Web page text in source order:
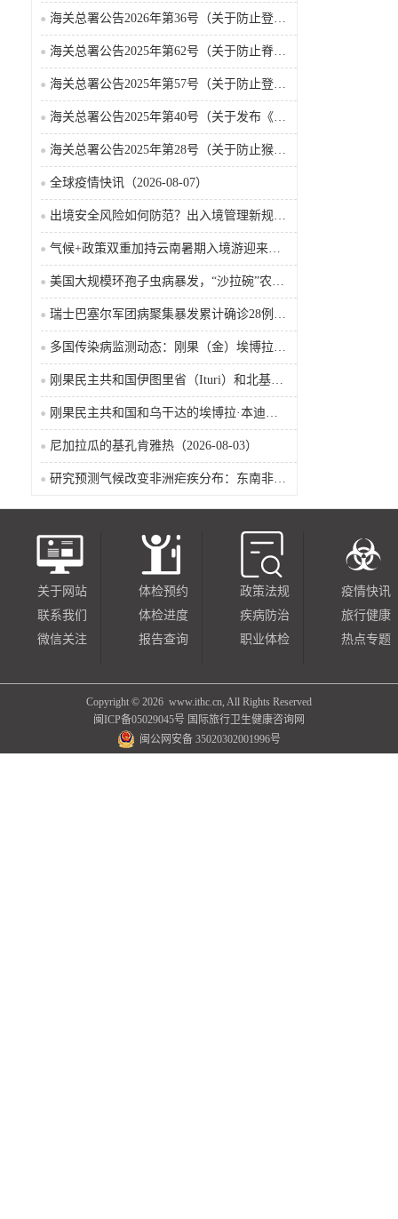
海关总署公告2026年第36号（关于防止登革热疫情传入我国的公告）
海关总署公告2025年第62号（关于防止脊髓灰质炎疫情传入我国的公告）
海关总署公告2025年第57号（关于防止登革热疫情传入我国的公告）
海关总署公告2025年第40号（关于发布《国境口岸传染病监测实施办法》的公告）
海关总署公告2025年第28号（关于防止猴痘疫情传入我国的公告）
全球疫情快讯（2026-08-07）
出境安全风险如何防范？出入境管理新规9月15日起施行
气候+政策双重加持云南暑期入境游迎来热潮
美国大规模环孢子虫病暴发，“沙拉碗”农业生产陷入低迷
瑞士巴塞尔军团病聚集暴发累计确诊28例含死亡病例
多国传染病监测动态：刚果（金）埃博拉确诊突破4000例
刚果民主共和国伊图里省（Ituri）和北基伍省（Nord-Kivu）的埃博拉·本迪布乔病毒病（2026-08-04）
刚果民主共和国和乌干达的埃博拉·本迪布乔病毒病（2026-08-04）
尼加拉瓜的基孔肯雅热（2026-08-03）
研究预测气候改变非洲疟疾分布：东南非风险上升，部分西非地区风险下降
关于网站
联系我们
微信关注
体检预约
体检进度
报告查询
政策法规
疾病防治
职业体检
疫情快讯
旅行健康
热点专题
Copyright © 2026 www.ithc.cn, All Rights Reserved
闽ICP备05029045号 国际旅行卫生健康咨询网
闽公网安备 35020302001996号